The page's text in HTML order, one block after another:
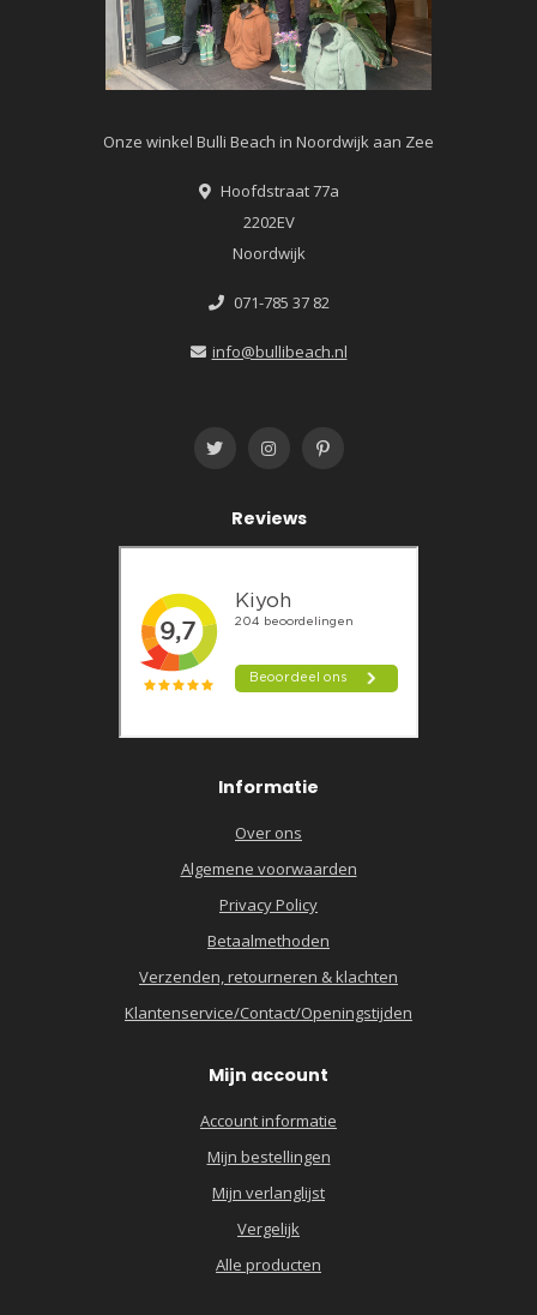
Onze winkel Bulli Beach in Noordwijk aan Zee
Hoofdstraat 77a
2202EV
Noordwijk
071-785 37 82
info@bullibeach.nl
Reviews
Informatie
Over ons
Algemene voorwaarden
Privacy Policy
Betaalmethoden
Verzenden, retourneren & klachten
Klantenservice/Contact/Openingstijden
Mijn account
Account informatie
Mijn bestellingen
Mijn verlanglijst
Vergelijk
Alle producten